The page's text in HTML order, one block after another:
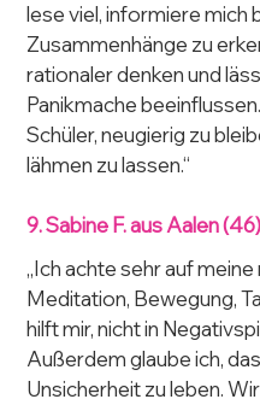
lese viel, informiere mich
Zusammenhänge zu
rationaler denken und
Panikmache
Schüler, neugierig zu
lähmen zu lassen.“
9. Sabine F. aus Aalen
„Ich achte sehr auf
Meditation, Bewegung,
hilft mir, nicht in
Außerdem glaube ich,
Unsicherheit zu leben.